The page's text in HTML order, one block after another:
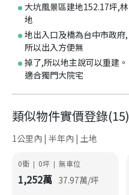
大坑風景區建地152.17坪,林
地
地出入口及橋為台中市政府,
所以出入方便無
掉了,所以地主說可以重建。
適合獨門大院宅
類似物件實價登錄(15)
1公里內 | 半年內 | 土地
0衛 | 0坪 | 無車位
1,252萬 37.97萬/坪